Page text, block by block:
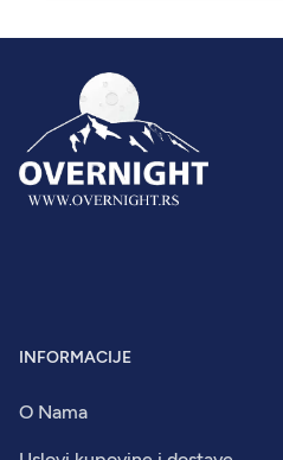
INFORMACIJE
O Nama